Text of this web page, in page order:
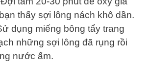
thấy sợi lông nách khô dần.
dụng miếng bông tẩy trang
những sợi lông đã rụng rồi
nước ấm.